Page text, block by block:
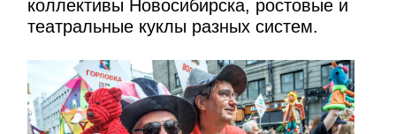
коллективы Новосибирска, ростовые и
театральные куклы разных систем.